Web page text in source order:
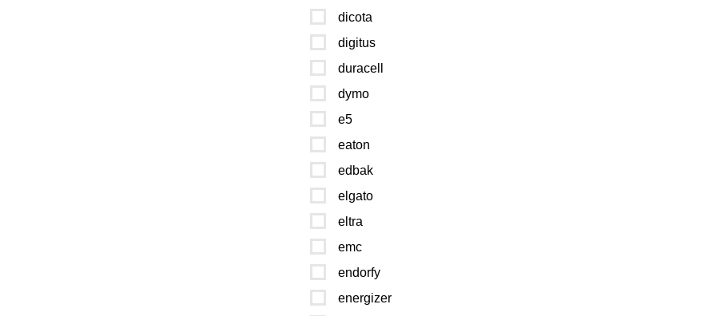
dicota
digitus
duracell
dymo
e5
eaton
edbak
elgato
eltra
emc
endorfy
energizer